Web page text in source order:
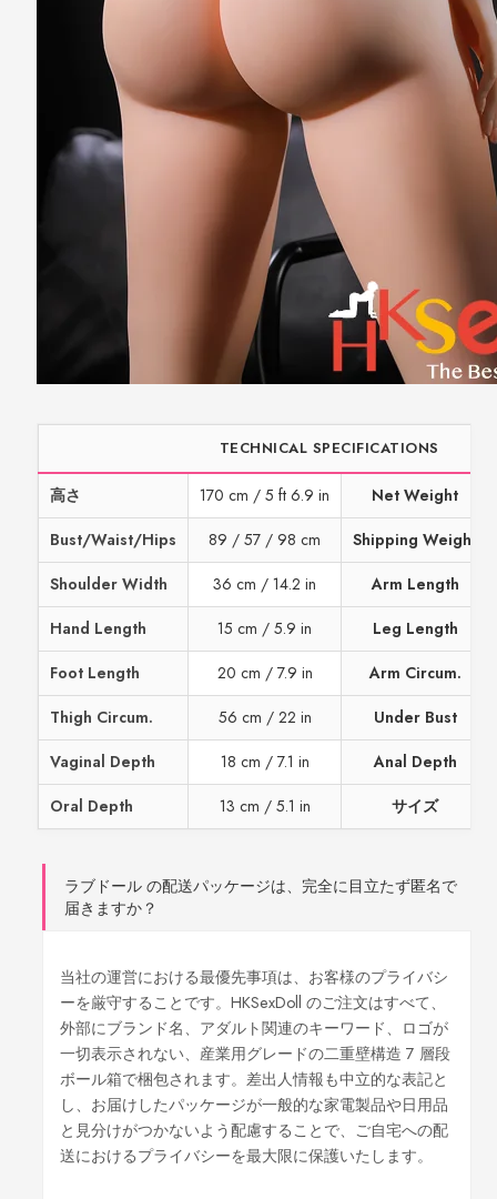
TECHNICAL SPECIFICATIONS
高さ 170 cm / 5 ft 6.9 in
Net Weight
Bust/Waist/Hips
89 / 57 / 98 cm
Shipping Weight
Shoulder Width
36 cm / 14.2 in
Arm Length
Hand Length
15 cm / 5.9 in
Leg Length
Foot Length
20 cm / 7.9 in
Arm Circum.
Thigh Circum.
56 cm / 22 in
Under Bust
Vaginal Depth
18 cm / 7.1 in
Anal Depth
Oral Depth
13 cm / 5.1 in サイズ
ラブドール の配送パッケージは、完全に目立たず匿名で
届きますか？
当社の運営における最優先事項は、お客様のプライバシ
ーを厳守することです。HKSexDoll のご注文はすべて、
外部にブランド名、アダルト関連のキーワード、ロゴが
一切表示されない、産業用グレードの二重壁構造 7 層段
ボール箱で梱包されます。差出人情報も中立的な表記と
し、お届けしたパッケージが一般的な家電製品や日用品
と見分けがつかないよう配慮することで、ご自宅への配
送におけるプライバシーを最大限に保護いたします。